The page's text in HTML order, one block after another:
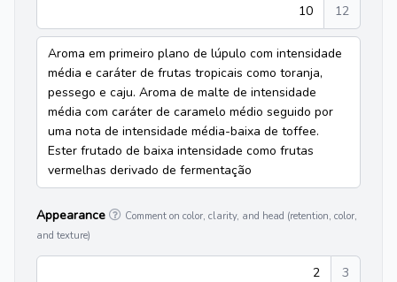
10 12
Aroma em primeiro plano de lúpulo com intensidade
média e caráter de frutas tropicais como toranja,
pessego e caju. Aroma de malte de intensidade
média com caráter de caramelo médio seguido por
uma nota de intensidade média-baixa de toffee.
Ester frutado de baixa intensidade como frutas
vermelhas derivado de fermentação
Appearance
Comment on color, clarity, and head (retention, color,
and texture)
2 3